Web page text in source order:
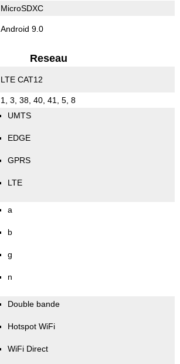
MicroSDXC
Android 9.0
Reseau
LTE CAT12
1, 3, 38, 40, 41, 5, 8
UMTS
EDGE
GPRS
LTE
a
b
g
n
Double bande
Hotspot WiFi
WiFi Direct